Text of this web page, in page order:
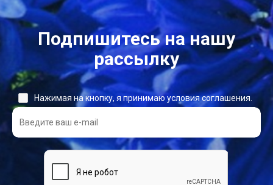
Подпишитесь на нашу
рассылку
Нажимая на кнопку, я принимаю условия соглашения.